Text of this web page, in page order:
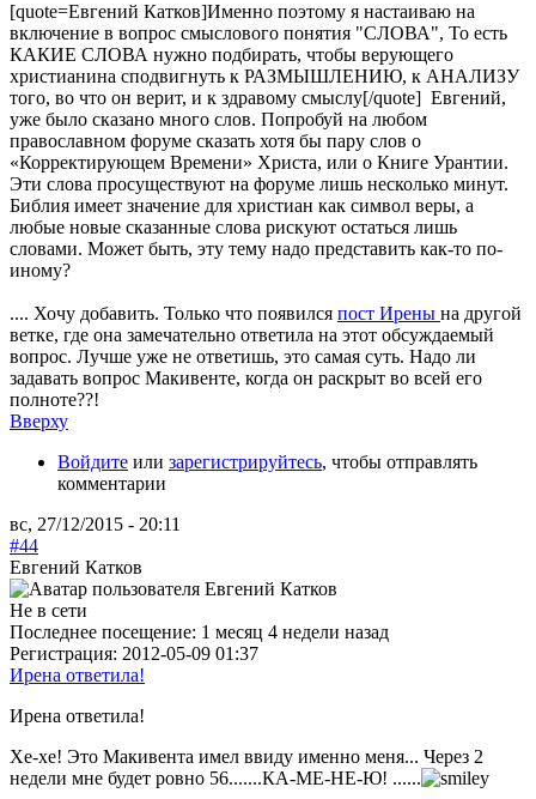
[quote=Евгений Катков]Именно поэтому я настаиваю на
включение в вопрос смыслового понятия "СЛОВА", То есть
КАКИЕ СЛОВА нужно подбирать, чтобы верующего
христианина сподвигнуть к РАЗМЫШЛЕНИЮ, к АНАЛИЗУ
того, во что он верит, и к здравому смыслу[/quote] Евгений,
уже было сказано много слов. Попробуй на любом
православном форуме сказать хотя бы пару слов о
«Корректирующем Времени» Христа, или о Книге Урантии.
Эти слова просуществуют на форуме лишь несколько минут.
Библия имеет значение для христиан как символ веры, а
любые новые сказанные слова рискуют остаться лишь
словами. Может быть, эту тему надо представить как-то по-
иному?
.... Хочу добавить. Только что появился пост Ирены на другой
ветке, где она замечательно ответила на этот обсуждаемый
вопрос. Лучше уже не ответишь, это самая суть. Надо ли
задавать вопрос Макивенте, когда он раскрыт во всей его
полноте??!
Вверху
Войдите или зарегистрируйтесь, чтобы отправлять
комментарии
вс, 27/12/2015 - 20:11
#44
Евгений Катков
Не в сети
Последнее посещение: 1 месяц 4 недели назад
Регистрация: 2012-05-09 01:37
Ирена ответила!
Ирена ответила!
Хе-хе! Это Макивента имел ввиду именно меня... Через 2
недели мне будет ровно 56.......КА-МЕ-НЕ-Ю! ......